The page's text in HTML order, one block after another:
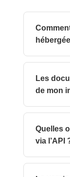
Vous
serveurs.
Les
de mon
Non. Tout
Quelles
via l’API